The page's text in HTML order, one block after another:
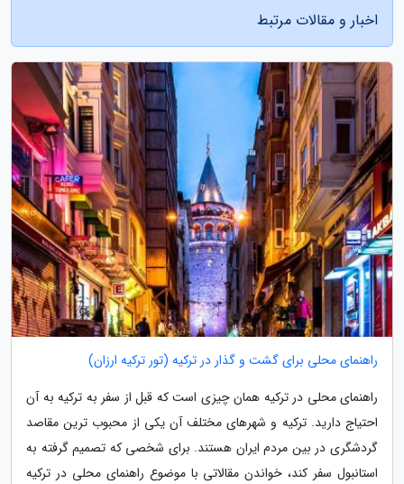
اخبار و مقالات مرتبط
راهنمای محلی برای گشت و گذار در ترکیه (تور ترکیه ارزان)
راهنمای محلی در ترکیه همان چیزی است که قبل از سفر به ترکیه به آن
احتیاج دارید. ترکیه و شهرهای مختلف آن یکی از محبوب ترین مقاصد
گردشگری در بین مردم ایران هستند. برای شخصی که تصمیم گرفته به
استانبول سفر کند، خواندن مقالاتی با موضوع راهنمای محلی در ترکیه